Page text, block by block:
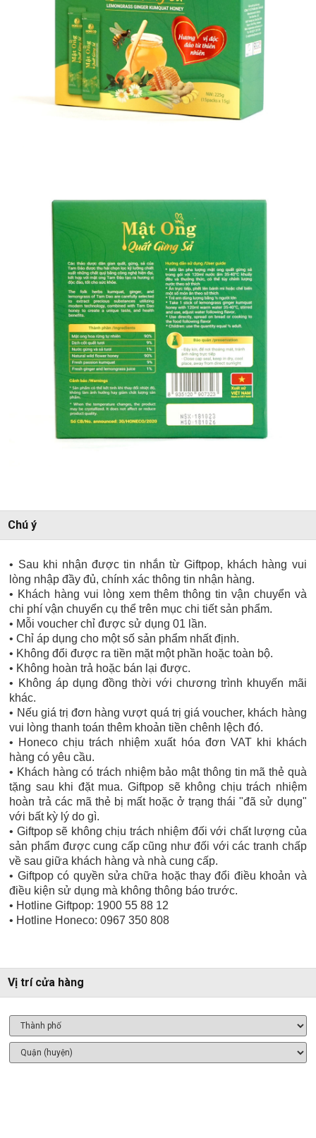
Chú ý
• Sau khi nhận được tin nhắn từ Giftpop, khách hàng vui
lòng nhập đầy đủ, chính xác thông tin nhận hàng.
• Khách hàng vui lòng xem thêm thông tin vận chuyển và
chi phí vận chuyển cụ thể trên mục chi tiết sản phẩm.
• Mỗi voucher chỉ được sử dụng 01 lần.
• Chỉ áp dụng cho một số sản phẩm nhất định.
• Không đổi được ra tiền mặt một phần hoặc toàn bộ.
• Không hoàn trả hoặc bán lại được.
• Không áp dụng đồng thời với chương trình khuyến mãi
khác.
• Nếu giá trị đơn hàng vượt quá trị giá voucher, khách hàng
vui lòng thanh toán thêm khoản tiền chênh lệch đó.
• Honeco chịu trách nhiệm xuất hóa đơn VAT khi khách
hàng có yêu cầu.
• Khách hàng có trách nhiệm bảo mật thông tin mã thẻ quà
tặng sau khi đặt mua. Giftpop sẽ không chịu trách nhiệm
hoàn trả các mã thẻ bị mất hoặc ở trạng thái "đã sử dụng"
với bất kỳ lý do gì.
• Giftpop sẽ không chịu trách nhiệm đối với chất lượng của
sản phẩm được cung cấp cũng như đối với các tranh chấp
về sau giữa khách hàng và nhà cung cấp.
• Giftpop có quyền sửa chữa hoặc thay đổi điều khoản và
điều kiện sử dụng mà không thông báo trước.
• Hotline Giftpop: 1900 55 88 12
• Hotline Honeco: 0967 350 808
Vị trí cửa hàng